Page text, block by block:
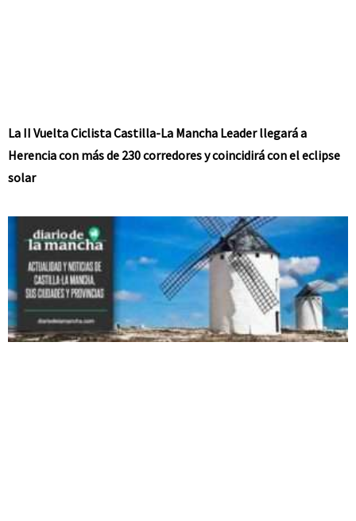
La II Vuelta Ciclista Castilla-La Mancha Leader llegará a
Herencia con más de 230 corredores y coincidirá con el eclipse
solar